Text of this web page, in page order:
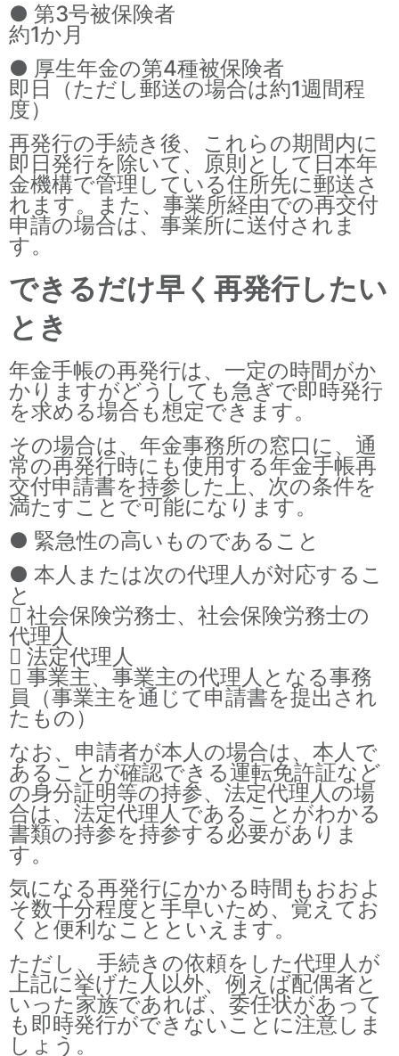
● 第3号被保険者
約1か月
● 厚生年金の第4種被保険者
即日（ただし郵送の場合は約1週間程
度）
再発行の手続き後、これらの期間内に
即日発行を除いて、原則として日本年
金機構で管理している住所先に郵送さ
れます。また、事業所経由での再交付
申請の場合は、事業所に送付されま
す。
できるだけ早く再発行したい
とき
年金手帳の再発行は、一定の時間がか
かりますがどうしても急ぎで即時発行
を求める場合も想定できます。
その場合は、年金事務所の窓口に、通
常の再発行時にも使用する年金手帳再
交付申請書を持参した上、次の条件を
満たすことで可能になります。
● 緊急性の高いものであること
● 本人または次の代理人が対応するこ
と
 社会保険労務士、社会保険労務士の
代理人
 法定代理人
 事業主、事業主の代理人となる事務
員（事業主を通じて申請書を提出され
たもの）
なお、申請者が本人の場合は、本人で
あることが確認できる運転免許証など
の身分証明等の持参、法定代理人の場
合は、法定代理人であることがわかる
書類の持参を持参する必要がありま
す。
気になる再発行にかかる時間もおおよ
そ数十分程度と手早いため、覚えてお
くと便利なことといえます。
ただし、手続きの依頼をした代理人が
上記に挙げた人以外、例えば配偶者と
いった家族であれば、委任状があって
も即時発行ができないことに注意しま
しょう。